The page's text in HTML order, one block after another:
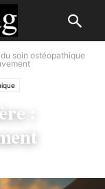
soin ostéopathique
: